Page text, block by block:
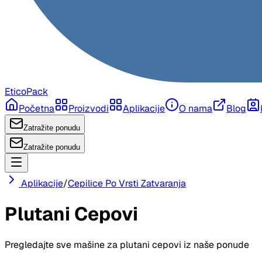
EticoPack
Početna
Proizvodi Aplikacije O nama Blog
Zatražite ponudu
Zatražite ponudu
Aplikacije/Cepilice Po Vrsti Zatvaranja
Plutani Cepovi
Pregledajte sve mašine za plutani cepovi iz naše ponude